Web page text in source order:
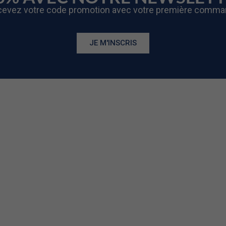
votre code promotion avec votre première
JE M'INSCRIS